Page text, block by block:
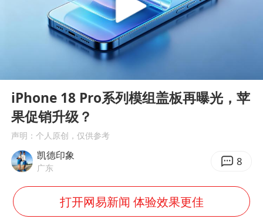
《龙餐馆》 冲奖
上门女婿出轨女邻居多年被判重婚罪
新疆一婚礼线上邀请引热议
世界第1特鲁姆普斯诺克中国赛一轮游
美将每月供乌爱国者拦截导弹
云南一男子胃中取出180颗铁钉
Play
iPhone 18 Pro系列模组盖板再曝光，苹
果促销升级？
声明：个人原创，仅供参考
凯德印象
广东 8
打开网易新闻 体验效果更佳